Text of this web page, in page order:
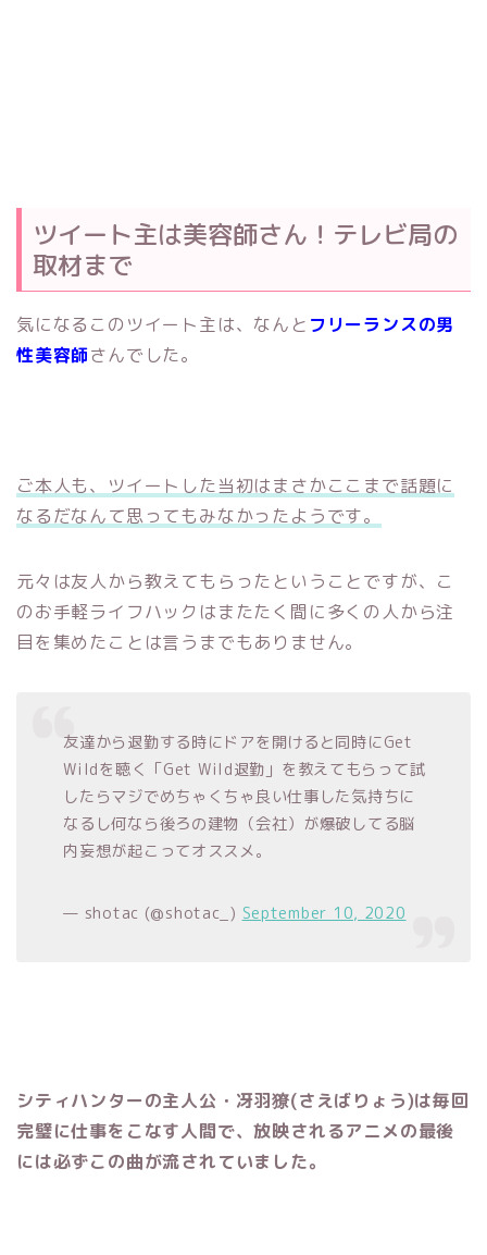
ツイート主は美容師さん！テレビ局の
取材まで
気になるこのツイート主は、なんと フリーランスの男
性美容師さんでした。
ご本人も、ツイートした当初はまさかここまで話題に
なるだなんて思ってもみなかったようです。
元々は友人から教えてもらったということですが、こ
のお手軽ライフハックはまたたく間に多くの人から注
目を集めたことは言うまでもありません。
友達から退勤する時にドアを開けると同時にGet
Wildを聴く「Get Wild退勤」を教えてもらって試
したらマジでめちゃくちゃ良い仕事した気持ちに
なるし何なら後ろの建物（会社）が爆破してる脳
内妄想が起こってオススメ。
— shotac (@shotac_) September 10, 2020
シティハンターの主人公・冴羽獠(さえばりょう)は毎回
完璧に仕事をこなす人間で、放映されるアニメの最後
には必ずこの曲が流されていました。